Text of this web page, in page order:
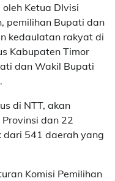
Ketua DIvisi
pemilihan Bupati dan
kedaulatan rakyat di
Kabupaten Timor
dan Wakil Bupati
di NTT, akan
dan 22
dari 541 daerah yang
Komisi Pemilihan